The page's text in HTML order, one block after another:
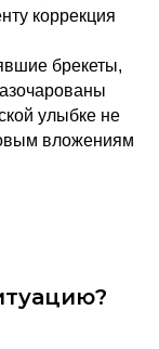
коррекция
брекеты,
улыбке не
вложениям